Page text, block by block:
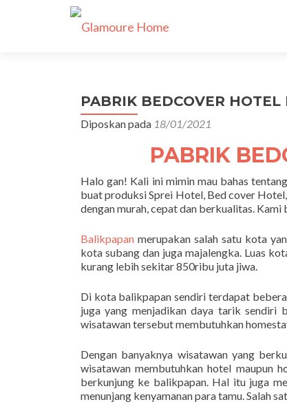
PABRIK BEDCOVER
Diposkan pada 18/01/2021
PABRIK
Halo gan! Kali ini mimin mau bahas tentang
buat produksi Sprei Hotel, Bed cover
dengan murah, cepat dan berkualitas.
Balikpapan merupakan salah satu kota
kota subang dan juga majalengka. Luas
kurang lebih sekitar 850ribu juta jiwa.
Di kota balikpapan sendiri terdapat
juga yang menjadikan daya tarik sendiri
wisatawan tersebut membutuhkan
Dengan banyaknya wisatawan yang
wisatawan membutuhkan hotel maupun
berkunjung ke balikpapan. Hal itu juga
menunjang kenyamanan para tamu. Salah